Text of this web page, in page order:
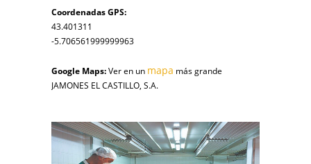
Coordenadas GPS:
43.401311
-5.706561999999963
Google Maps:Ver en un mapa más grande
JAMONES EL CASTILLO, S.A.